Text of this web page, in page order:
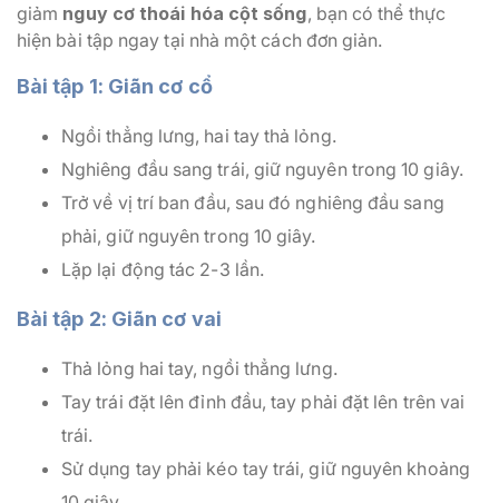
giảm nguy cơ thoái hóa cột sống, bạn có thể thực
hiện bài tập ngay tại nhà một cách đơn giản.
Bài tập 1: Giãn cơ cổ
Ngồi thẳng lưng, hai tay thả lỏng.
Nghiêng đầu sang trái, giữ nguyên trong 10 giây.
Trở về vị trí ban đầu, sau đó nghiêng đầu sang
phải, giữ nguyên trong 10 giây.
Lặp lại động tác 2-3 lần.
Bài tập 2: Giãn cơ vai
Thả lỏng hai tay, ngồi thẳng lưng.
Tay trái đặt lên đỉnh đầu, tay phải đặt lên trên vai
trái.
Sử dụng tay phải kéo tay trái, giữ nguyên khoảng